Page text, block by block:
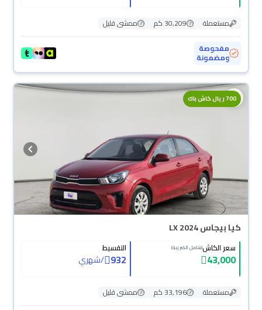
مستعملة 30,209 كم
ممشى قليل
مفحوصة
ومضمونة
700 ريال كاش باك
كيا بيجاس LX 2024
سعر الكاش(شامل الضريبة)
43,000
التقسيط
932
/شهري
مستعملة 33,196 كم
ممشى قليل